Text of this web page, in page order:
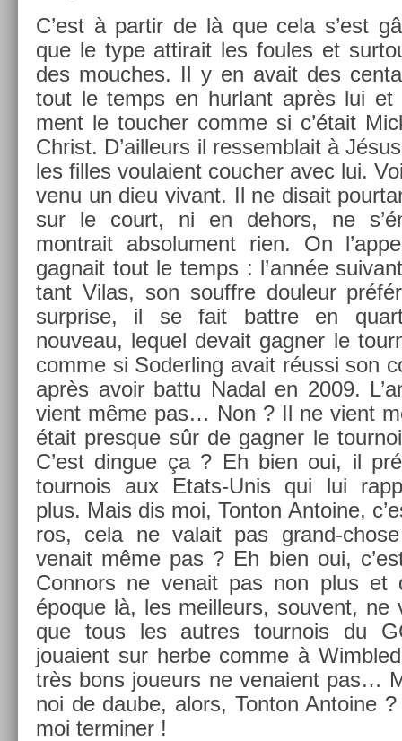
C’est à par­tir de là que cela s’est
que le type at­tirait les foules et
des mouc­hes. Il y en avait des
tout le temps en hur­lant après lui
ment le touch­er comme si c’était
Chr­ist. D’ail­leurs il re­ssemblait à
les fil­les voulaient co­uch­er avec lui.
venu un dieu vivant. Il ne dis­ait
sur le court, ni en de­hors, ne
montrait ab­solu­ment rien. On
gag­nait tout le temps : l’année
tant Vilas, son souffre douleur
sur­pr­ise, il se fait battre en
nouveau, lequel de­vait gagn­er le
comme si Soderl­ing avait réussi son
après avoir battu Nadal en 2009.
vient même pas… Non ? Il ne vient
était pre­sque sûr de gagn­er le
C’est di­ngue ça ? Eh bien oui, il
tour­nois aux Etats-Unis qui lui
plus. Mais dis moi, Ton­ton An­toine,
ros, cela ne valait pas grand-
venait même pas ? Eh bien oui,
Con­nors ne venait pas non plus et
époque là, les meil­leurs, souvent, ne
que tous les aut­res tour­nois du
jouaient sur herbe comme à
très bons joueurs ne venaient pas…
noi de daube, alors, Ton­ton An­toine
moi ter­min­er !